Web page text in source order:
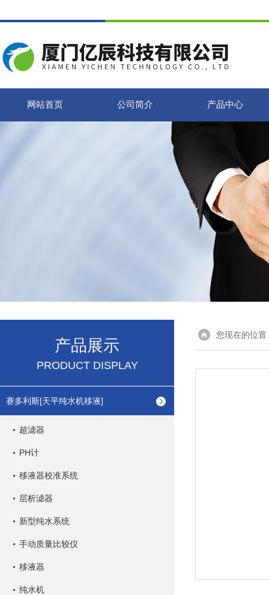
网站首页 公司简介 产品中心
产品展示
PRODUCT DISPLAY
赛多利斯[天平纯水机移液]
超滤器
PH计
移液器校准系统
层析滤器
新型纯水系统
手动质量比较仪
移液器
纯水机
您现在的位置